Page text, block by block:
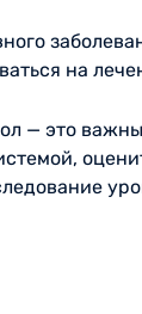
на
— это